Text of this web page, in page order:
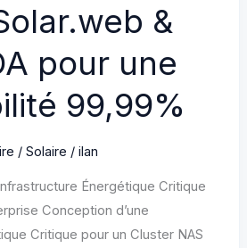
&
pour une
99,99%
/Solaire /ilan
Énergétique Critique
Conception d’une
Critique pour un Cluster NAS